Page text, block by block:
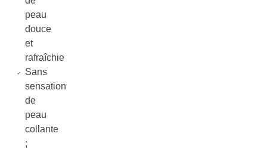
peau
douce
et
rafraîchie
Sans
sensation
de
peau
collante
;